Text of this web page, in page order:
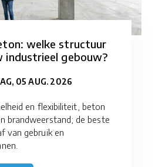
welke structuur
industrieel gebouw?
05 AUG. 2026
en flexibiliteit, beton
brandweerstand; de beste
van gebruik en